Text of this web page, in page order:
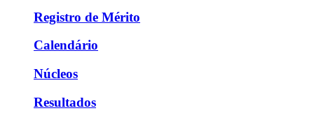
Registro de Mérito
Calendário
Núcleos
Resultados